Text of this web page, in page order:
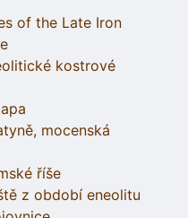
of the Late Iron
kostrové
mocenská
říše
z období eneolitu